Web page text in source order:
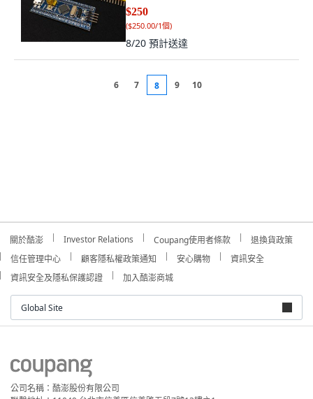
$250
($250.00/1個)
8/20 預計送達
6 7 8 9 10
關於酷澎 Investor Relations Coupang使用者條款
退換貨政策
信任管理中心
顧客隱私權政策通知 安心購物
資訊安全
資訊安全及隱私保護認證
加入酷澎商城
Global Site
公司名稱：酷澎股份有限公司